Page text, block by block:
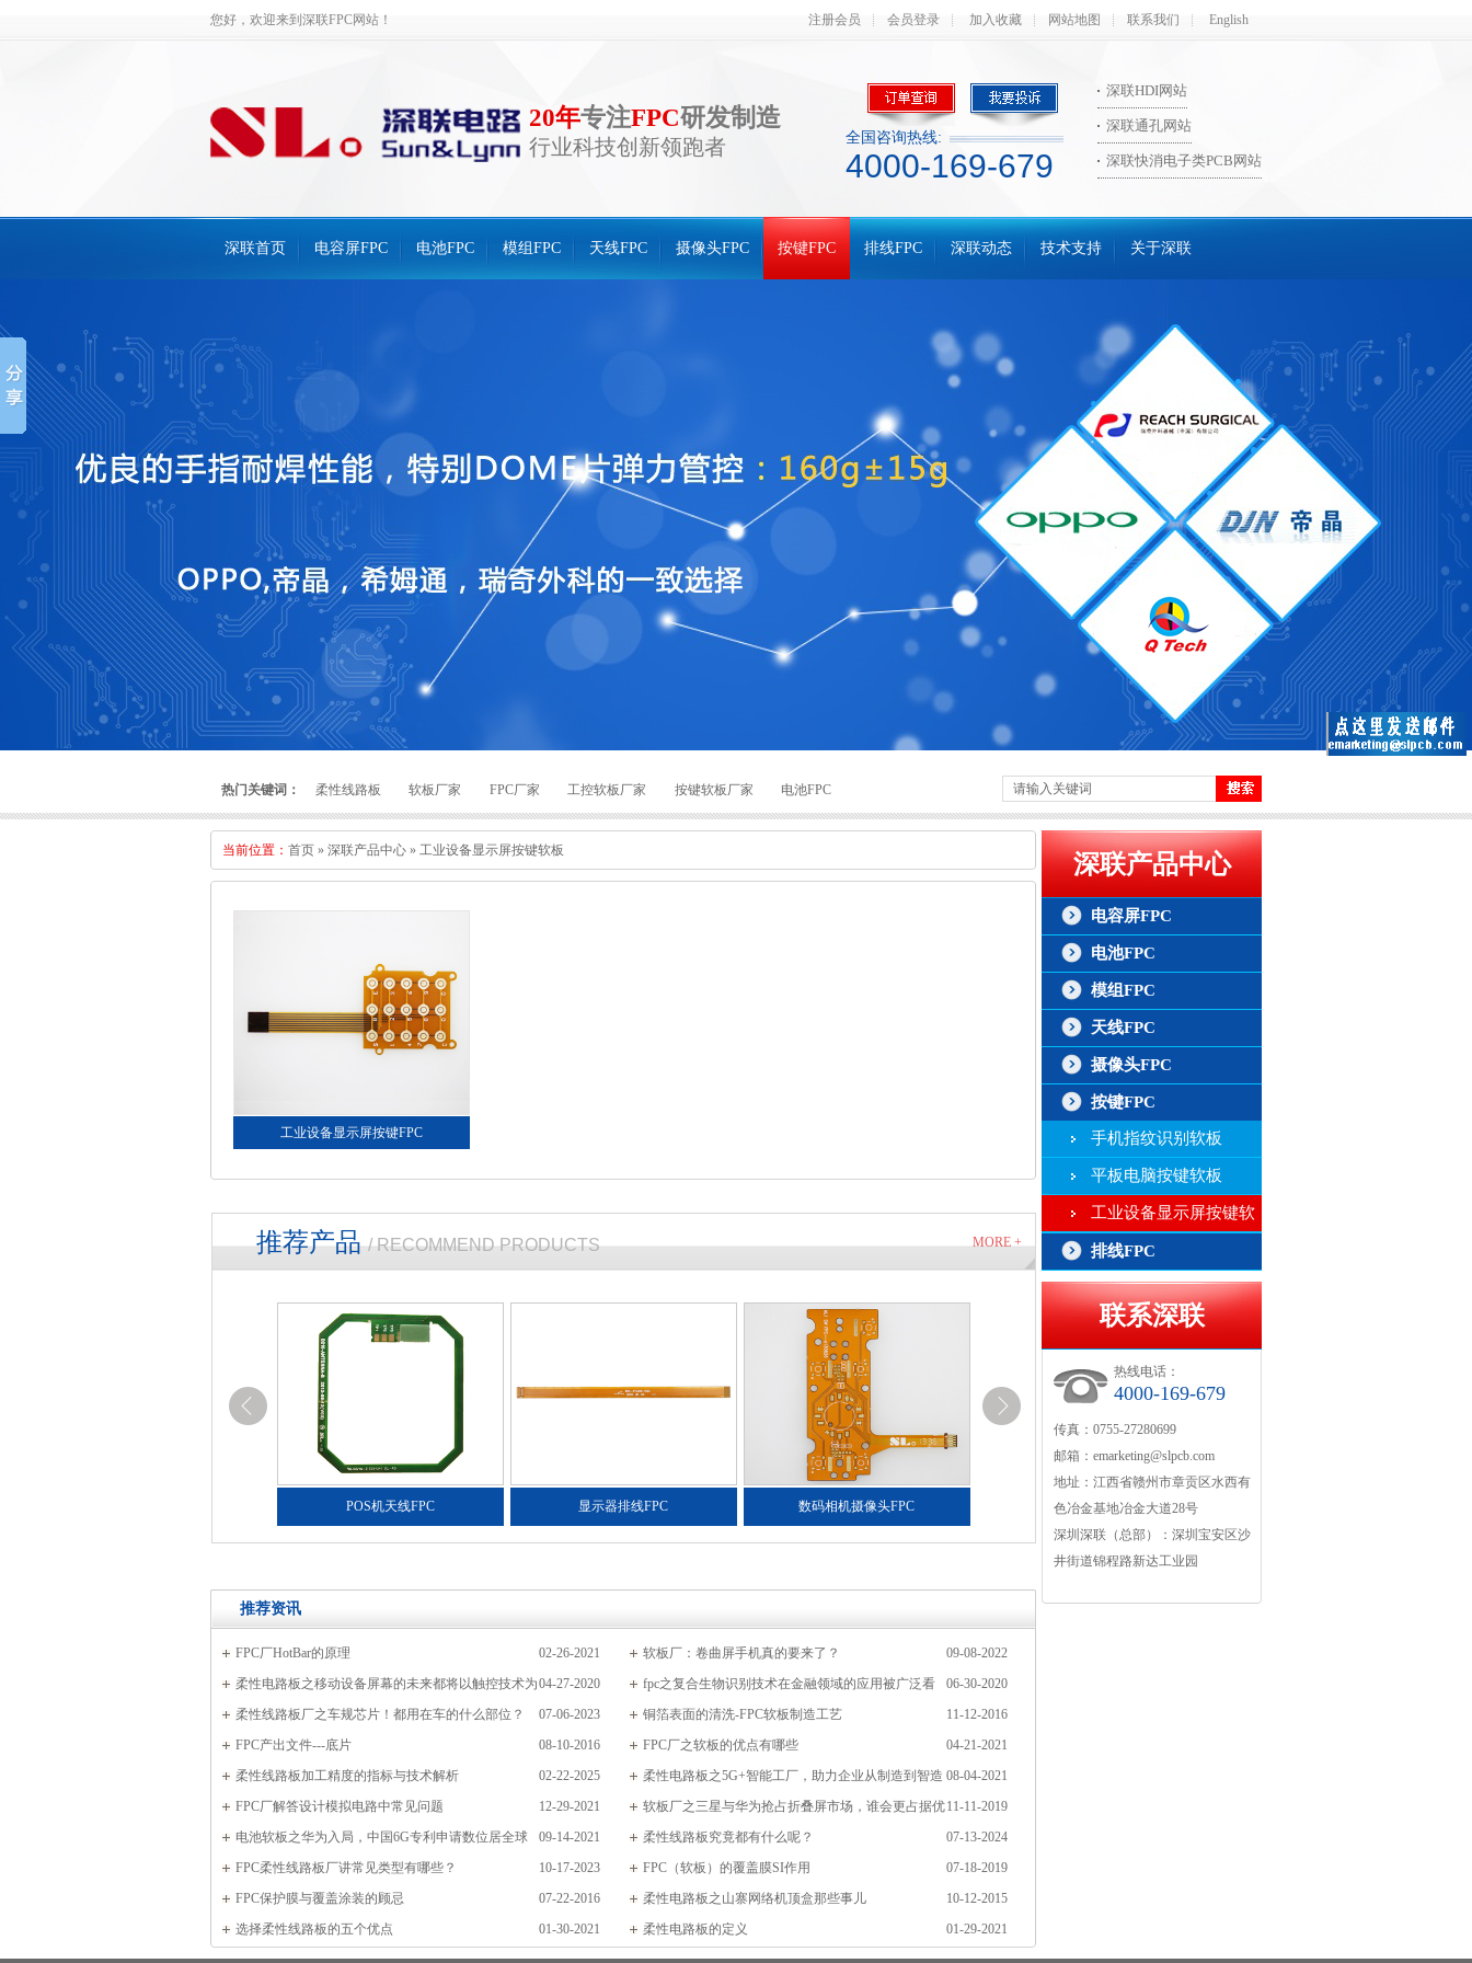
注册会员 会员登录 加入收藏 网站地图 联系我们 English
您好，欢迎来到深联FPC网站！
20年专注FPC研发制造
行业科技创新领跑者 全国咨询热线:
4000-169-679
深联HDI网站
深联通孔网站
深联快消电子类PCB网站
深联首页 电容屏FPC 电池FPC 模组FPC 天线FPC 摄像头FPC 按键FPC 排线FPC 深联动态 技术支持 关于深联
热门关键词： 柔性线路板 软板厂家 FPC厂家 工控软板厂家 按键软板厂家 电池FPC
当前位置： 首页 » 深联产品中心 » 工业设备显示屏按键软板
工业设备显示屏按键FPC
MORE +
推荐产品 / RECOMMEND PRODUCTS
POS机天线FPC 显示器排线FPC 数码相机摄像头FPC 平板电脑摄像头FPC
推荐资讯
02-26-2021
FPC厂HotBar的原理 09-08-2022
软板厂：卷曲屏手机真的要来了？
04-27-2020
柔性电路板之移动设备屏幕的未来都将以触控技术为
基础
06-30-2020
fpc之复合生物识别技术在金融领域的应用被广泛看
好
07-06-2023
柔性线路板厂之车规芯片！都用在车的什么部位？ 11-12-2016
铜箔表面的清洗-FPC软板制造工艺
08-10-2016
FPC产出文件---底片 04-21-2021
FPC厂之软板的优点有哪些
02-22-2025
柔性线路板加工精度的指标与技术解析 08-04-2021
柔性电路板之5G+智能工厂，助力企业从制造到智造
升级
12-29-2021
FPC厂解答设计模拟电路中常见问题 11-11-2019
软板厂之三星与华为抢占折叠屏市场，谁会更占据优
势
09-14-2021
电池软板之华为入局，中国6G专利申请数位居全球
第一！
07-13-2024
柔性线路板究竟都有什么呢？
10-17-2023
FPC柔性线路板厂讲常见类型有哪些？ 07-18-2019
FPC（软板）的覆盖膜SI作用
07-22-2016
FPC保护膜与覆盖涂装的顾忌 10-12-2015
柔性电路板之山寨网络机顶盒那些事儿
01-30-2021
选择柔性线路板的五个优点 01-29-2021
柔性电路板的定义
深联产品中心
电容屏FPC
电池FPC
模组FPC
天线FPC
摄像头FPC
按键FPC
手机指纹识别软板
平板电脑按键软板
工业设备显示屏按键软
排线FPC
联系深联
热线电话：
4000-169-679
传真：0755-27280699
邮箱： emarketing@slpcb.com
地址：江西省赣州市章贡区水西有
色冶金基地冶金大道28号
深圳深联（总部）：深圳宝安区沙
井街道锦程路新达工业园